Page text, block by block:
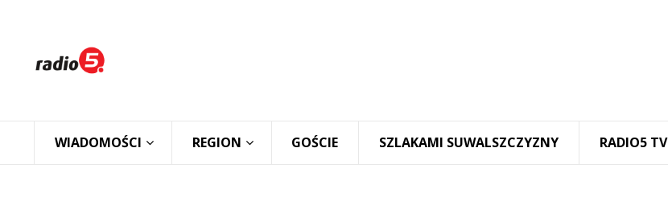
WIADOMOŚCI REGION GOŚCIE SZLAKAMI SUWALSZCZYZNY RADIO5 TV